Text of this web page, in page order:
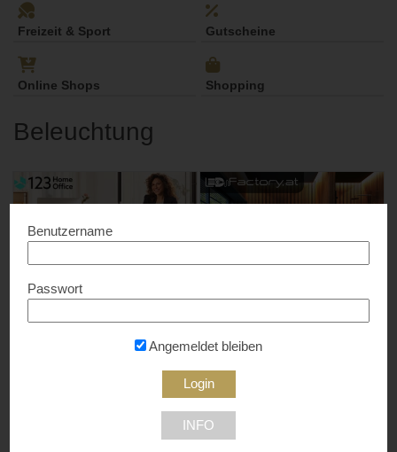
Freizeit & Sport Gutscheine
Online Shops Shopping
Beleuchtung
Benutzername
Passwort
Angemeldet bleiben
INFO